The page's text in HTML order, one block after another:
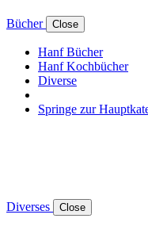
Bücher Close
Hanf Bücher
Hanf Kochbücher
Diverse
Springe zur
Diverses Close